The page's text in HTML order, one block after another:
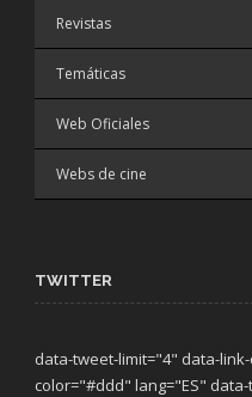
Revistas
Temáticas
Web Oficiales
Webs de cine
TWITTER
data-tweet-limit="4" data-
color="#ddd" lang="ES"